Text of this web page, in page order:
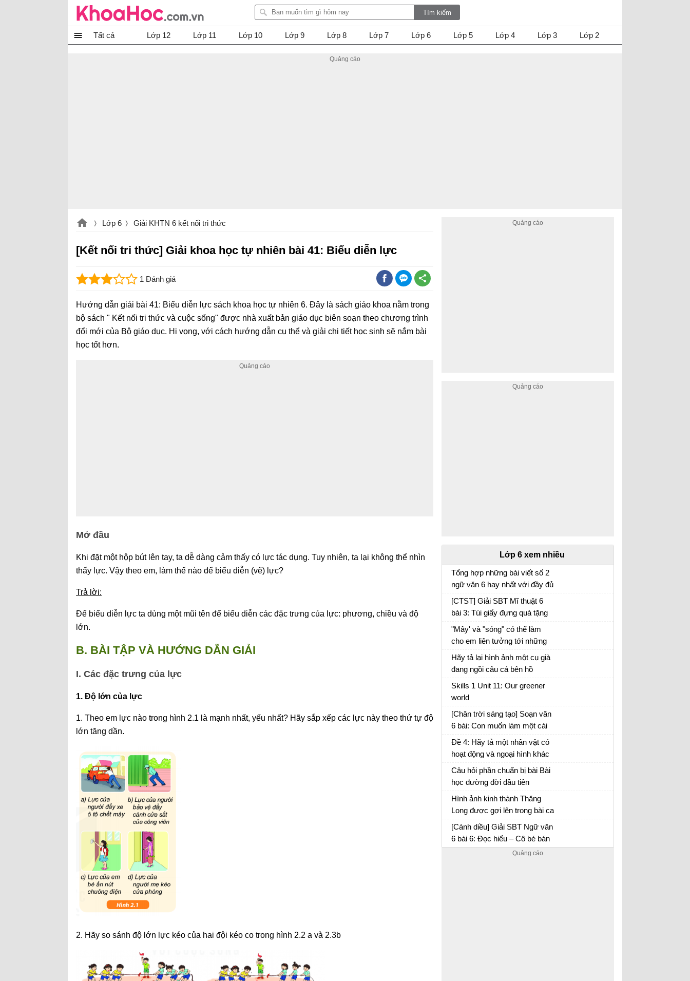
Tất cả Lớp 12 Lớp 11 Lớp 10 Lớp 9 Lớp 8 Lớp 7 Lớp 6 Lớp 5 Lớp 4 Lớp 3 Lớp 2
Lớp 6 Giải KHTN 6 kết nối tri thức
[Kết nối tri thức] Giải khoa học tự nhiên bài 41: Biểu diễn lực
1 Đánh giá
Hướng dẫn giải bài 41: Biểu diễn lực sách khoa học tự nhiên 6. Đây là sách giáo khoa nằm trong
bộ sách " Kết nối tri thức và cuộc sống" được nhà xuất bản giáo dục biên soạn theo chương trình
đổi mới của Bộ giáo dục. Hi vọng, với cách hướng dẫn cụ thể và giải chi tiết học sinh sẽ nắm bài
học tốt hơn.
Mở đầu
Khi đặt một hộp bút lên tay, ta dễ dàng cảm thấy có lực tác dụng. Tuy nhiên, ta lại không thể nhìn
thấy lực. Vậy theo em, làm thế nào để biểu diễn (vẽ) lực?
Trả lời:
Để biểu diễn lực ta dùng một mũi tên để biểu diễn các đặc trưng của lực: phương, chiều và độ
lớn.
B. BÀI TẬP VÀ HƯỚNG DẪN GIẢI
I. Các đặc trưng của lực
1. Độ lớn của lực
1. Theo em lực nào trong hình 2.1 là mạnh nhất, yếu nhất? Hãy sắp xếp các lực này theo thứ tự độ
lớn tăng dần.
2. Hãy so sánh độ lớn lực kéo của hai đội kéo co trong hình 2.2 a và 2.3b
Lớp 6 xem nhiều
Tổng hợp những bài viết số 2
ngữ văn 6 hay nhất với đầy đủ
các đề (5 đề)
[CTST] Giải SBT Mĩ thuật 6
bài 3: Túi giấy đựng quà tặng
"Mây' và "sóng" có thể làm
cho em liên tưởng tới những
đối tượng nào. Xác định biện
pháp tu từ được sử dụng
trong hình ảnh "bình minh
vàng", "vầng trăng bạc" và nêu
tác dụng của biện pháp tu từ
đó
Hãy tả lại hình ảnh một cụ già
đang ngồi câu cá bên hồ
Skills 1 Unit 11: Our greener
world
[Chân trời sáng tạo] Soạn văn
6 bài: Con muốn làm một cái
cây
Đề 4: Hãy tả một nhân vật có
hoạt động và ngoại hình khác
thường mà em đã có dịp quan
sát, đọc trong sách hoặc nghe
Câu hỏi phần chuẩn bị bài Bài
học đường đời đầu tiên
Hình ảnh kinh thành Thăng
Long được gợi lên trong bài ca
dao số 1 có điểm gì đặc biệt?
Soạn văn 6 trang 61 Chân trời sáng tạo
[Cánh diều] Giải SBT Ngữ văn
6 bài 6: Đọc hiểu – Cô bé bán